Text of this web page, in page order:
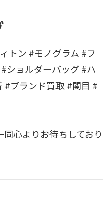
トン #モノグラム #フ
ショルダーバッグ #ハ
#ブランド買取 #関目 #
心よりお待ちしており